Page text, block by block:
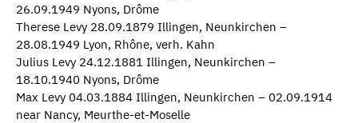
26.09.1949 Nyons, Drôme
Therese Levy 28.09.1879 Illingen, Neunkirchen –
28.08.1949 Lyon, Rhône, verh. Kahn
Julius Levy 24.12.1881 Illingen, Neunkirchen –
18.10.1940 Nyons, Drôme
Max Levy 04.03.1884 Illingen, Neunkirchen – 02.09.1914
near Nancy, Meurthe-et-Moselle